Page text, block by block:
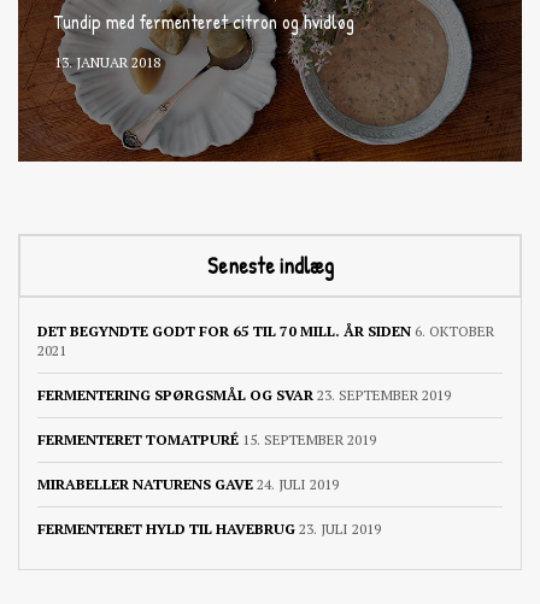
Tundip med fermenteret citron og hvidløg
13. JANUAR 2018
Seneste indlæg
DET BEGYNDTE GODT FOR 65 TIL 70 MILL. ÅR SIDEN 6. OKTOBER
2021
FERMENTERING SPØRGSMÅL OG SVAR 23. SEPTEMBER 2019
FERMENTERET TOMATPURÉ 15. SEPTEMBER 2019
MIRABELLER NATURENS GAVE 24. JULI 2019
FERMENTERET HYLD TIL HAVEBRUG 23. JULI 2019